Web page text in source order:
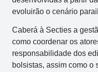
evoluirão o cenário
Caberá à Secties a
como coordenar os
responsabilidade dos
bolsistas, assim como o